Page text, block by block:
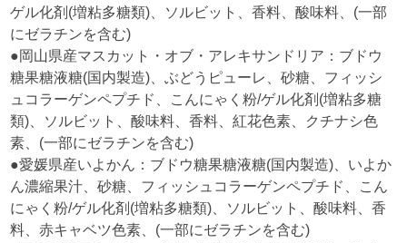
ゲル化剤(増粘多糖類)、ソルビット、香料、酸味料、(一部
にゼラチンを含む)
●岡山県産マスカット・オブ・アレキサンドリア：ブドウ
糖果糖液糖(国内製造)、ぶどうピューレ、砂糖、フィッシ
ュコラーゲンペプチド、こんにゃく粉/ゲル化剤(増粘多糖
類)、ソルビット、酸味料、香料、紅花色素、クチナシ色
素、(一部にゼラチンを含む)
●愛媛県産いよかん：ブドウ糖果糖液糖(国内製造)、いよか
ん濃縮果汁、砂糖、フィッシュコラーゲンペプチド、こん
にゃく粉/ゲル化剤(増粘多糖類)、ソルビット、酸味料、香
料、赤キャベツ色素、(一部にゼラチンを含む)